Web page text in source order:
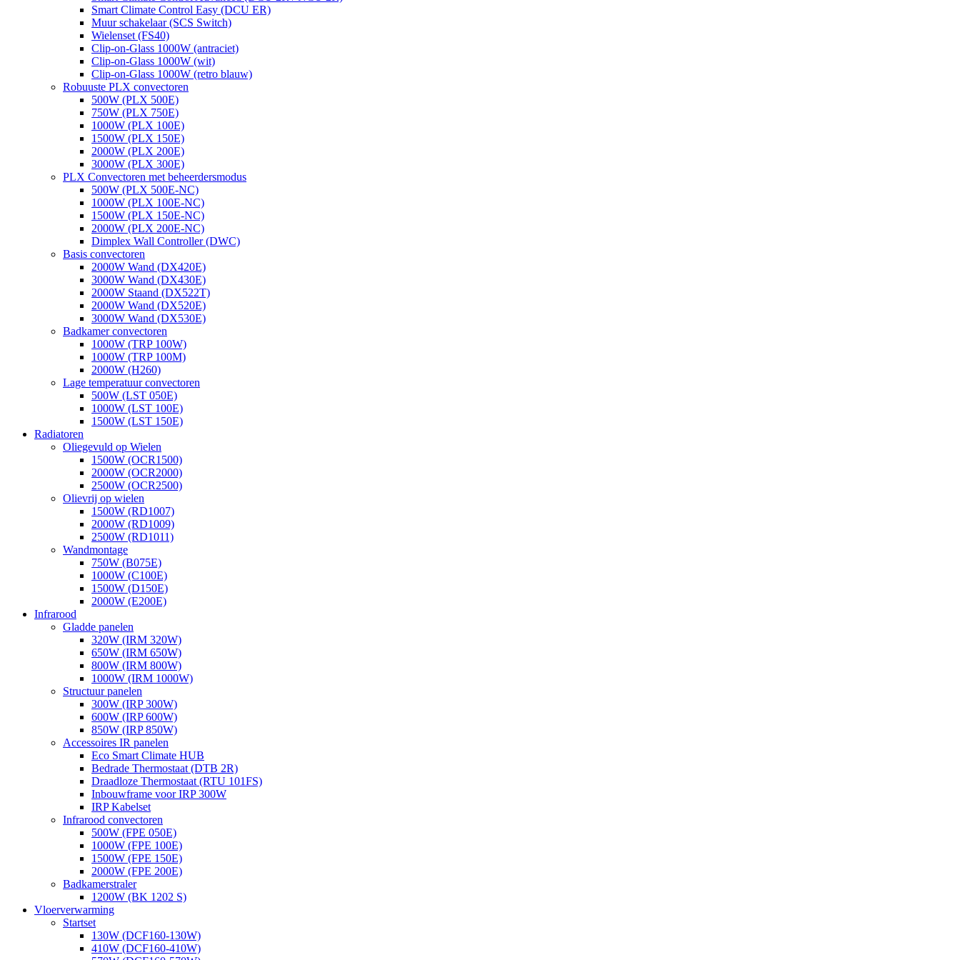
Smart Climate Control Easy (DCU ER)
Muur schakelaar (SCS Switch)
Wielenset (FS40)
Clip-on-Glass 1000W (antraciet)
Clip-on-Glass 1000W (wit)
Clip-on-Glass 1000W (retro blauw)
Robuuste PLX convectoren
500W (PLX 500E)
750W (PLX 750E)
1000W (PLX 100E)
1500W (PLX 150E)
2000W (PLX 200E)
3000W (PLX 300E)
PLX Convectoren met beheerdersmodus
500W (PLX 500E-NC)
1000W (PLX 100E-NC)
1500W (PLX 150E-NC)
2000W (PLX 200E-NC)
Dimplex Wall Controller (DWC)
Basis convectoren
2000W Wand (DX420E)
3000W Wand (DX430E)
2000W Staand (DX522T)
2000W Wand (DX520E)
3000W Wand (DX530E)
Badkamer convectoren
1000W (TRP 100W)
1000W (TRP 100M)
2000W (H260)
Lage temperatuur convectoren
500W (LST 050E)
1000W (LST 100E)
1500W (LST 150E)
Radiatoren
Oliegevuld op Wielen
1500W (OCR1500)
2000W (OCR2000)
2500W (OCR2500)
Olievrij op wielen
1500W (RD1007)
2000W (RD1009)
2500W (RD1011)
Wandmontage
750W (B075E)
1000W (C100E)
1500W (D150E)
2000W (E200E)
Infrarood
Gladde panelen
320W (IRM 320W)
650W (IRM 650W)
800W (IRM 800W)
1000W (IRM 1000W)
Structuur panelen
300W (IRP 300W)
600W (IRP 600W)
850W (IRP 850W)
Accessoires IR panelen
Eco Smart Climate HUB
Bedrade Thermostaat (DTB 2R)
Draadloze Thermostaat (RTU 101FS)
Inbouwframe voor IRP 300W
IRP Kabelset
Infrarood convectoren
500W (FPE 050E)
1000W (FPE 100E)
1500W (FPE 150E)
2000W (FPE 200E)
Badkamerstraler
1200W (BK 1202 S)
Vloerverwarming
Startset
130W (DCF160-130W)
410W (DCF160-410W)